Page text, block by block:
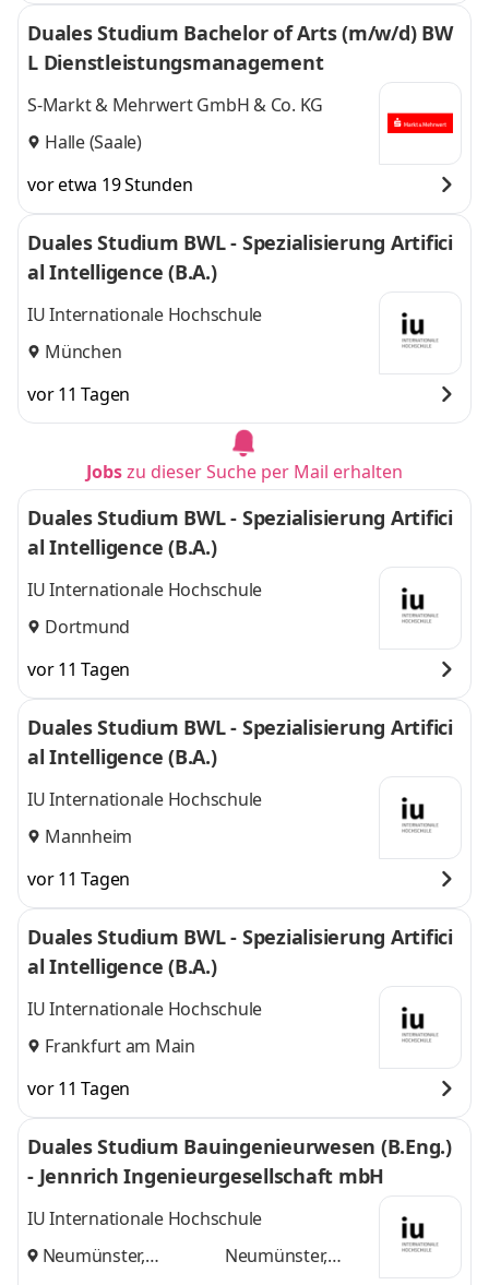
Duales Studium Bachelor of Arts (m/w/d) BW
L Dienstleistungsmanagement
S-Markt & Mehrwert GmbH & Co. KG
Halle (Saale)
vor etwa 19 Stunden
Duales Studium BWL - Spezialisierung Artifici
al Intelligence (B.A.)
IU Internationale Hochschule
München
vor 11 Tagen
Jobszu dieser Suche per Mail erhalten
Duales Studium BWL - Spezialisierung Artifici
al Intelligence (B.A.)
IU Internationale Hochschule
Dortmund
vor 11 Tagen
Duales Studium BWL - Spezialisierung Artifici
al Intelligence (B.A.)
IU Internationale Hochschule
Mannheim
vor 11 Tagen
Duales Studium BWL - Spezialisierung Artifici
al Intelligence (B.A.)
IU Internationale Hochschule
Frankfurt am Main
vor 11 Tagen
Duales Studium Bauingenieurwesen (B.Eng.)
- Jennrich Ingenieurgesellschaft mbH
IU Internationale Hochschule
Neumünster,
Neumünster,